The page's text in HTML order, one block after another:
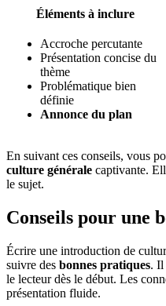
Éléments à inclure
Accroche percutante
Présentation concise du
thème
Problématique bien
définie
Annonce du plan
En suivant ces conseils, vous
culture générale captivante.
le sujet.
Conseils pour une
Écrire une introduction de
suivre des bonnes pratiques. Il
le lecteur dès le début. Les
présentation fluide.